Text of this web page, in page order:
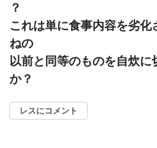
？
これは単に食事内容を劣化
ねの
以前と同等のものを自炊に
か？
レスにコメント